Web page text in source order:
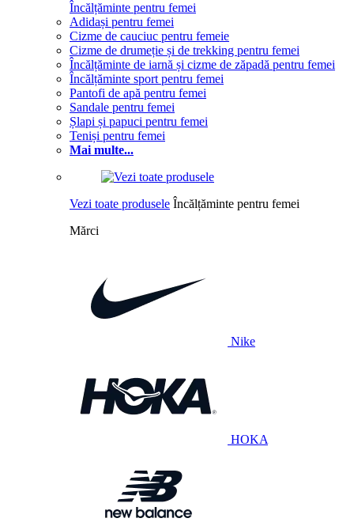
Încălțăminte pentru femei
Adidași pentru femei
Cizme de cauciuc pentru femeie
Cizme de drumeție și de trekking pentru femei
Încălțăminte de iarnă și cizme de zăpadă pentru femei
Încălțăminte sport pentru femei
Pantofi de apă pentru femei
Sandale pentru femei
Șlapi și papuci pentru femei
Teniși pentru femei
Mai multe...
Vezi toate produsele Încălțăminte pentru femei
Mărci
Nike
HOKA